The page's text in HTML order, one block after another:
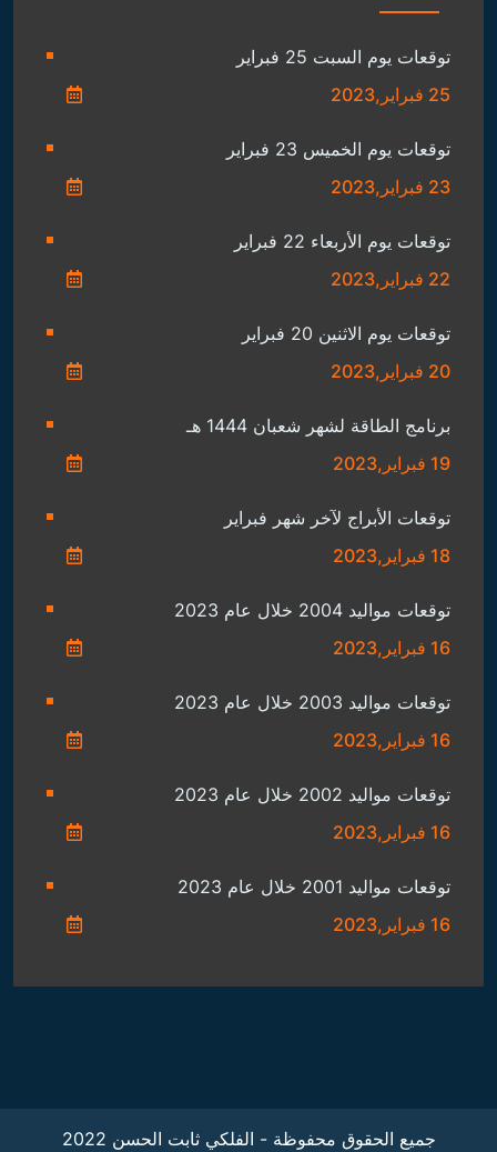
توقعات يوم السبت 25 فبراير
25 فبراير,2023
توقعات يوم الخميس 23 فبراير
23 فبراير,2023
توقعات يوم الأربعاء 22 فبراير
22 فبراير,2023
توقعات يوم الاثنين 20 فبراير
20 فبراير,2023
برنامج الطاقة لشهر شعبان 1444 هـ
19 فبراير,2023
توقعات الأبراج لآخر شهر فبراير
18 فبراير,2023
توقعات مواليد 2004 خلال عام 2023
16 فبراير,2023
توقعات مواليد 2003 خلال عام 2023
16 فبراير,2023
توقعات مواليد 2002 خلال عام 2023
16 فبراير,2023
توقعات مواليد 2001 خلال عام 2023
16 فبراير,2023
جميع الحقوق محفوظة - الفلكي ثابت الحسن 2022